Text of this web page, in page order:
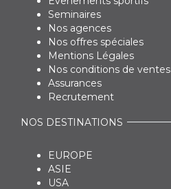
Seminaires
Nos agences
Nos offres spéciales
Mentions Légales
Nos conditions de ventes
Assurances
Recrutement
NOS DESTINATIONS
EUROPE
ASIE
USA